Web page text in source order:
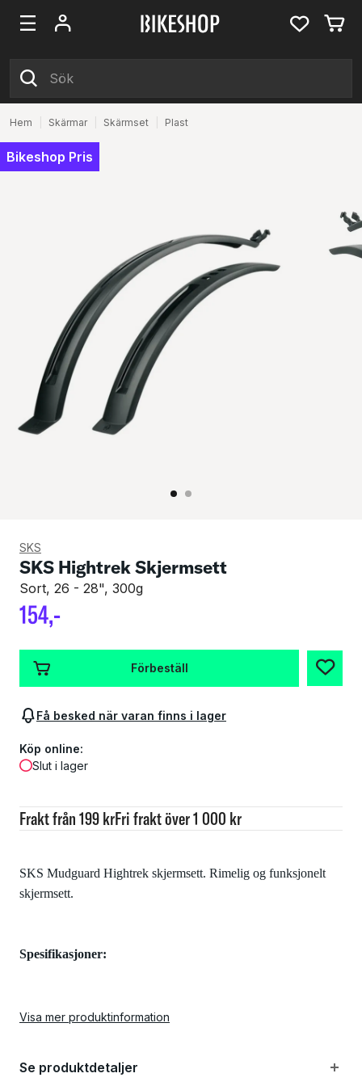
Hem Skärmar Skärmset Plast
SKS
SKS Hightrek Skjermsett
Sort, 26 - 28", 300g
154,-
Bikeshop Pris
SKS Mudguard Hightrek skjermsett. Rimelig og funksjonelt
skjermsett.
Spesifikasjoner:
Farge: Sort
Visa mer produktinformation
Frakt från 199 krFri frakt över 1 000 kr
Förbeställ
Få besked när varan finns i lager
Köp online:
Slut i lager
Se produktdetaljer